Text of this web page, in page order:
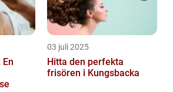
03 juli 2025
Hitta den perfekta
frisören i Kungsbacka